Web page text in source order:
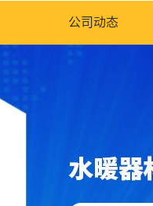
公司动态